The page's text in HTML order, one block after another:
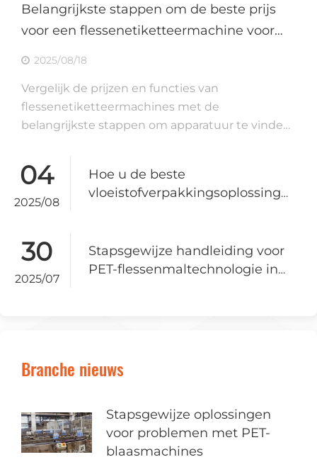
Belangrijkste stappen om de beste prijs
voor een flessenetiketteermachine voor
uw budget te vinden
2025/08/18
Vergelijk de prijzen en functies van
flessenetiketteermachines met de
belangrijkste stappen om apparatuur te vinden
04
2025/08
Hoe u de beste
vloeistofverpakkingsoplossing
30
2025/07
Stapsgewijze handleiding voor
PET-flessenmaltechnologie in
Branche nieuws
Stapsgewijze oplossingen
voor problemen met PET-
blaasmachines